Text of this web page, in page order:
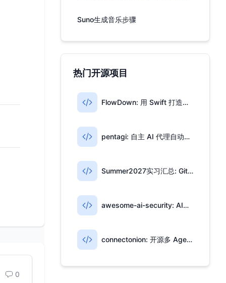
0
Suno生成音乐步骤
热门开源项目
FlowDown: 用 Swift 打造的开源 AI 写作与翻译工具
pentagi: 自主 AI 代理自动化渗透测试
Summer2027实习汇总: GitHub 高星实习信息仓库
awesome-ai-security: AI安全开源资源合集
connectonion: 开源多 Agent 协作框架